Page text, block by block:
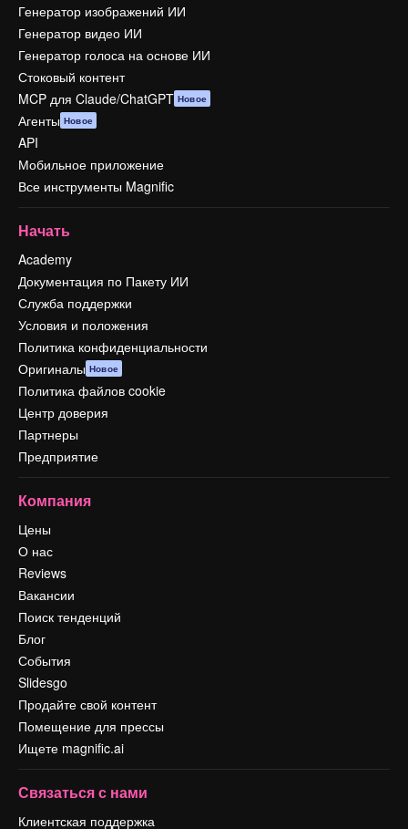
Генератор изображений ИИ
Генератор видео ИИ
Генератор голоса на основе ИИ
Стоковый контент
MCP для Claude/ChatGPT Новое
Агенты Новое
API
Мобильное приложение
Все инструменты Magnific
Начать
Academy
Документация по Пакету ИИ
Служба поддержки
Условия и положения
Политика конфиденциальности
Оригиналы Новое
Политика файлов cookie
Центр доверия
Партнеры
Предприятие
Компания
Цены
О нас
Reviews
Вакансии
Поиск тенденций
Блог
События
Slidesgo
Продайте свой контент
Помещение для прессы
Ищете magnific.ai
Связаться с нами
Клиентская поддержка